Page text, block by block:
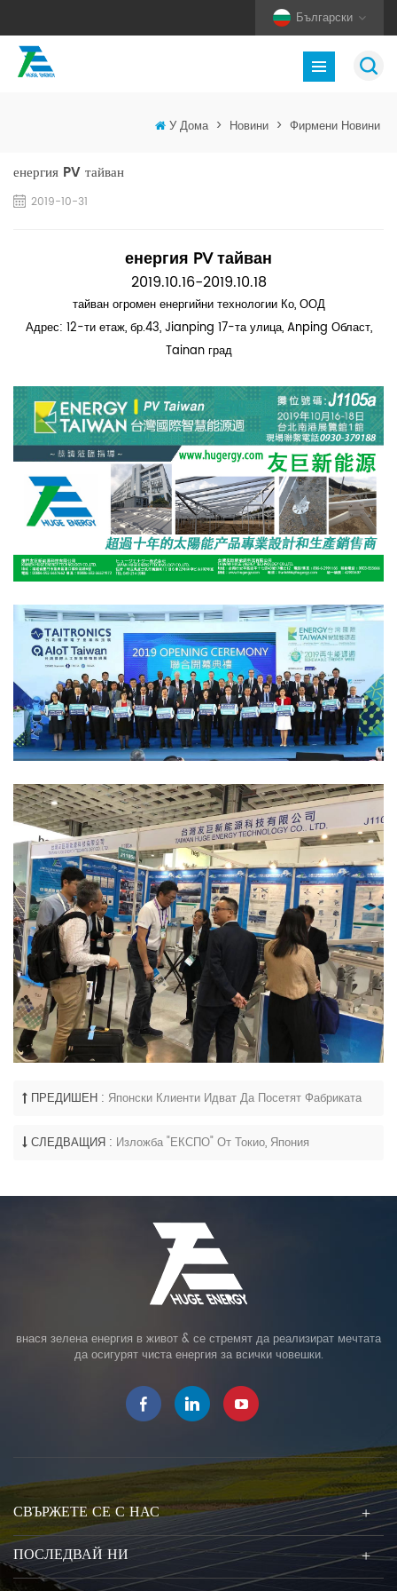
Български
У Дома > Новини > Фирмени Новини
енергия PV тайван
2019-10-31
енергия PV тайван
2019.10.16-2019.10.18
тайваногромененергийни технологии Ко, ООД
Адрес: 12-ти етаж, бр.43, Jianping 17-та улица, Anping Област,
Tainan град
ПРЕДИШЕН : Японски Клиенти Идват Да Посетят Фабриката
СЛЕДВАЩИЯ : Изложба "ЕКСПО" От Токио, Япония
внася зелена енергия в живот & се стремят да реализират мечтата
да осигурят чиста енергия за всички човешки.
СВЪРЖЕТЕ СЕ С НАС
ПОСЛЕДВАЙ НИ